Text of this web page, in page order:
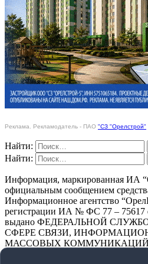
Реклама. Рекламодатель - ПАО "СЗ "Орелстрой"
Найти:
Найти:
Информация, маркированная ИА
официальным сообщением
Информационное агентство
регистрации ИА № ФС 77 – 75617
выдано ФЕДЕРАЛЬНОЙ
СФЕРЕ СВЯЗИ,
МАССОВЫХ КОММУНИКАЦИЙ